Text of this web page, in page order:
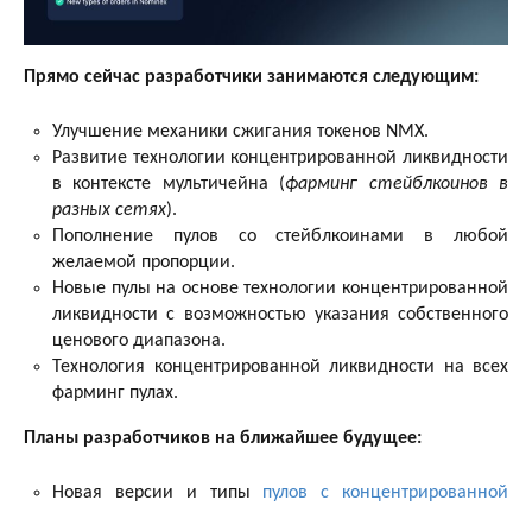
Прямо сейчас разработчики занимаются следующим:
Улучшение механики сжигания токенов NMX.
Развитие технологии концентрированной ликвидности
в контексте мультичейна (фарминг стейблкоинов в
разных сетях).
Пополнение пулов со стейблкоинами в любой
желаемой пропорции.
Новые пулы на основе технологии концентрированной
ликвидности с возможностью указания собственного
ценового диапазона.
Технология концентрированной ликвидности на всех
фарминг пулах.
Планы разработчиков на ближайшее будущее:
Новая версии и типы пулов с концентрированной